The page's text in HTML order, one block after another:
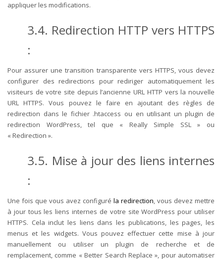
appliquer les modifications.
3.4. Redirection HTTP vers HTTPS
:
Pour assurer une transition transparente vers HTTPS, vous devez
configurer des redirections pour rediriger automatiquement les
visiteurs de votre site depuis l’ancienne URL HTTP vers la nouvelle
URL HTTPS. Vous pouvez le faire en ajoutant des règles de
redirection dans le fichier .htaccess ou en utilisant un plugin de
redirection WordPress, tel que « Really Simple SSL » ou
« Redirection ».
3.5. Mise à jour des liens internes
:
Une fois que vous avez configuré la redirection, vous devez mettre
à jour tous les liens internes de votre site WordPress pour utiliser
HTTPS. Cela inclut les liens dans les publications, les pages, les
menus et les widgets. Vous pouvez effectuer cette mise à jour
manuellement ou utiliser un plugin de recherche et de
remplacement, comme « Better Search Replace », pour automatiser